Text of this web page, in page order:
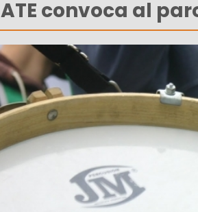
ATE convoca al